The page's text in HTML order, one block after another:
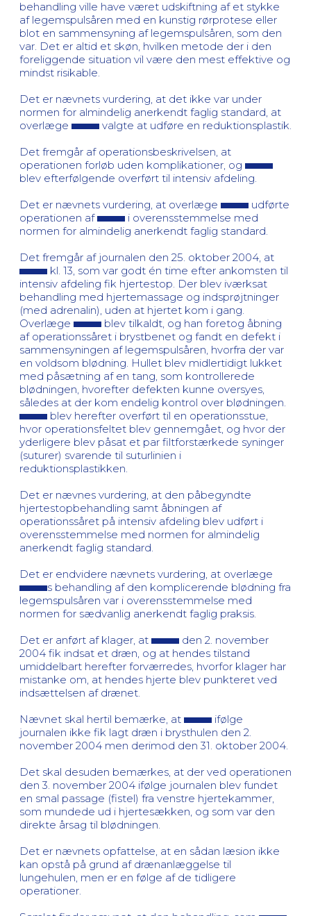
behandling ville have været udskiftning af et stykke
af legemspulsåren med en kunstig rørprotese eller
blot en sammensyning af legemspulsåren, som den
var. Det er altid et skøn, hvilken metode der i den
foreliggende situation vil være den mest effektive og
mindst risikable.
Det er nævnets vurdering, at det ikke var under
normen for almindelig anerkendt faglig standard, at
overlæge
valgte at udføre en reduktionsplastik.
Det fremgår af operationsbeskrivelsen, at
operationen forløb uden komplikationer, og
blev efterfølgende overført til intensiv afdeling.
Det er nævnets vurdering, at overlæge
udførte
operationen af
i overensstemmelse med
normen for almindelig anerkendt faglig standard.
Det fremgår af journalen den 25. oktober 2004, at
kl. 13, som var godt én time efter ankomsten til
intensiv afdeling fik hjertestop. Der blev iværksat
behandling med hjertemassage og indsprøjtninger
(med adrenalin), uden at hjertet kom i gang.
Overlæge
blev tilkaldt, og han foretog åbning
af operationssåret i brystbenet og fandt en defekt i
sammensyningen af legemspulsåren, hvorfra der var
en voldsom blødning. Hullet blev midlertidigt lukket
med påsætning af en tang, som kontrollerede
blødningen, hvorefter defekten kunne oversyes,
således at der kom endelig kontrol over blødningen.
blev herefter overført til en operationsstue,
hvor operationsfeltet blev gennemgået, og hvor der
yderligere blev påsat et par filtforstærkede syninger
(suturer) svarende til suturlinien i
reduktionsplastikken.
Det er nævnes vurdering, at den påbegyndte
hjertestopbehandling samt åbningen af
operationssåret på intensiv afdeling blev udført i
overensstemmelse med normen for almindelig
anerkendt faglig standard.
Det er endvidere nævnets vurdering, at overlæge
s behandling af den komplicerende blødning fra
legemspulsåren var i overensstemmelse med
normen for sædvanlig anerkendt faglig praksis.
Det er anført af klager, at
den 2. november
2004 fik indsat et dræn, og at hendes tilstand
umiddelbart herefter forværredes, hvorfor klager har
mistanke om, at hendes hjerte blev punkteret ved
indsættelsen af drænet.
Nævnet skal hertil bemærke, at
ifølge
journalen ikke fik lagt dræn i brysthulen den 2.
november 2004 men derimod den 31. oktober 2004.
Det skal desuden bemærkes, at der ved operationen
den 3. november 2004 ifølge journalen blev fundet
en smal passage (fistel) fra venstre hjertekammer,
som mundede ud i hjertesækken, og som var den
direkte årsag til blødningen.
Det er nævnets opfattelse, at en sådan læsion ikke
kan opstå på grund af drænanlæggelse til
lungehulen, men er en følge af de tidligere
operationer.